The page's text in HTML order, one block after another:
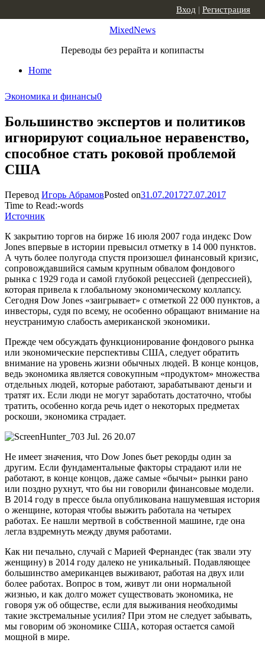
MixedNews
Переводы без рерайта и копипасты
Home
Вход | Регистрация
Экономика и финансы0
Большинство экспертов и политиков
игнорируют социальное неравенство,
способное стать роковой проблемой
США
Перевод Игорь АбрамовPosted on31.07.201727.07.2017
Time to Read:-words
Источник
К закрытию торгов на бирже 16 июля 2007 года индекс Dow
Jones впервые в истории превысил отметку в 14 000 пунктов.
А чуть более полугода спустя произошел финансовый кризис,
сопровождавшийся самым крупным обвалом фондового
рынка с 1929 года и самой глубокой рецессией (депрессией),
которая привела к глобальному экономическому коллапсу.
Сегодня Dow Jones «заигрывает» с отметкой 22 000 пунктов, а
инвесторы, судя по всему, не особенно обращают внимание на
неустранимую слабость американской экономики.
Прежде чем обсуждать функционирование фондового рынка
или экономические перспективы США, следует обратить
внимание на уровень жизни обычных людей. В конце концов,
ведь экономика является совокупным «продуктом» множества
отдельных людей, которые работают, зарабатывают деньги и
тратят их. Если люди не могут заработать достаточно, чтобы
тратить, особенно когда речь идет о некоторых предметах
роскоши, экономика страдает.
Не имеет значения, что Dow Jones бьет рекорды один за
другим. Если фундаментальные факторы страдают или не
работают, в конце концов, даже самые «бычьи» рынки рано
или поздно рухнут, что бы ни говорили финансовые модели.
В 2014 году в прессе была опубликована нашумевшая история
о женщине, которая чтобы выжить работала на четырех
работах. Ее нашли мертвой в собственной машине, где она
легла вздремнуть между двумя работами.
Как ни печально, случай с Марией Фернандес (так звали эту
женщину) в 2014 году далеко не уникальный. Подавляющее
большинство американцев выживают, работая на двух или
более работах. Вопрос в том, живут ли они нормальной
жизнью, и как долго может существовать экономика, не
говоря уж об обществе, если для выживания необходимы
такие экстремальные усилия? При этом не следует забывать,
мы говорим об экономике США, которая остается самой
мощной в мире.